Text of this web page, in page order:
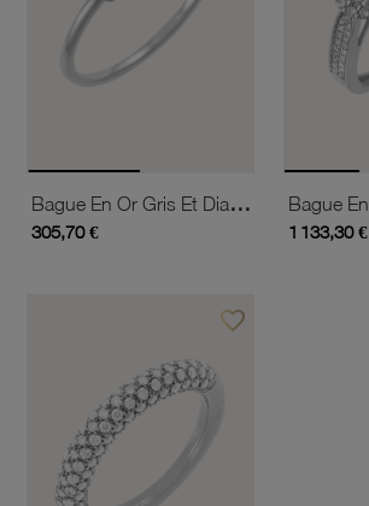
Bague En Or Gris Et Diamants
305,70 € 1 133,30 €
favorite_borderAjouter à vos favoris